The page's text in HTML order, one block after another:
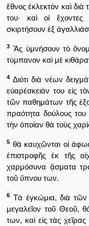
ἔθνος ἐκλεκτὸν καὶ
του· καὶ οἱ
σκιρτήσουν ἐξ
3 Ἂς ὑμνήσουν τὸ
τύμπανον καὶ μὲ
4 Διότι διὰ νέων
εὐαρέσκειάν του εἰς
τῶν παθημάτων τῆς
πραότητα δούλους
τὴν ὀποίαν θὰ τοὺς
5 θὰ καυχῶνται οἱ
ἐπιστροφῆς ἐκ τῆς
χαρμόσυνα ᾄσματα
τοῦ ὕπνου των.
6 Τὰ ἐγκώμια, διὰ
μεγαλεῖον τοῦ Θεοῦ,
των, καὶ εἰς τὰς